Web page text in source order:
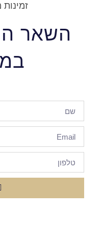
זמינות משפטית 24/7
הודעה